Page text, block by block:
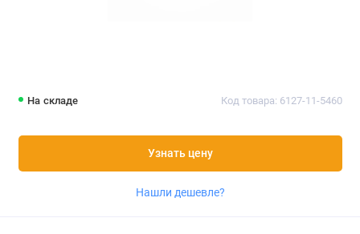
На складе Код товара: 6127-11-5460
Узнать цену
Нашли дешевле?